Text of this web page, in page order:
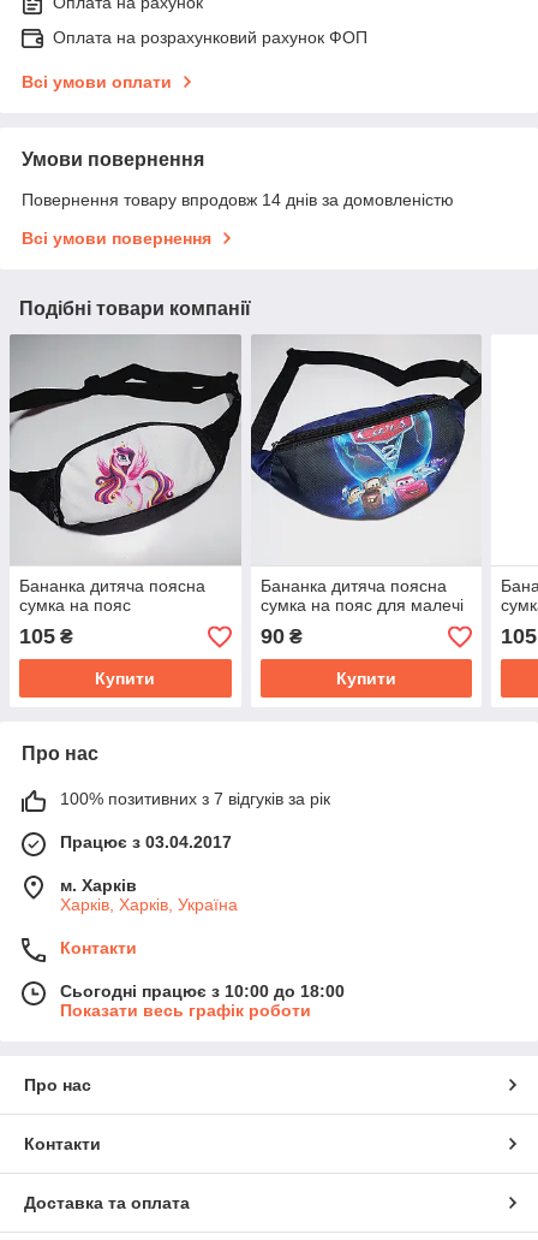
Оплата на розрахунковий рахунок ФОП
Всі умови оплати
Умови повернення
Повернення товару впродовж 14 днів за домовленістю
Всі умови повернення
Подібні товари компанії
Бананка дитяча поясна
сумка на пояс
105 ₴
Купити
Бананка дитяча поясна
сумка на пояс для малечі
90₴
Купити
105
Про нас
100% позитивних з 7 відгуків за рік
Працює з 03.04.2017
м. Харків
Харків, Харків, Україна
Контакти
Сьогодні працює з 10:00 до 18:00
Показати весь графік роботи
Про нас
Контакти
Доставка та оплата